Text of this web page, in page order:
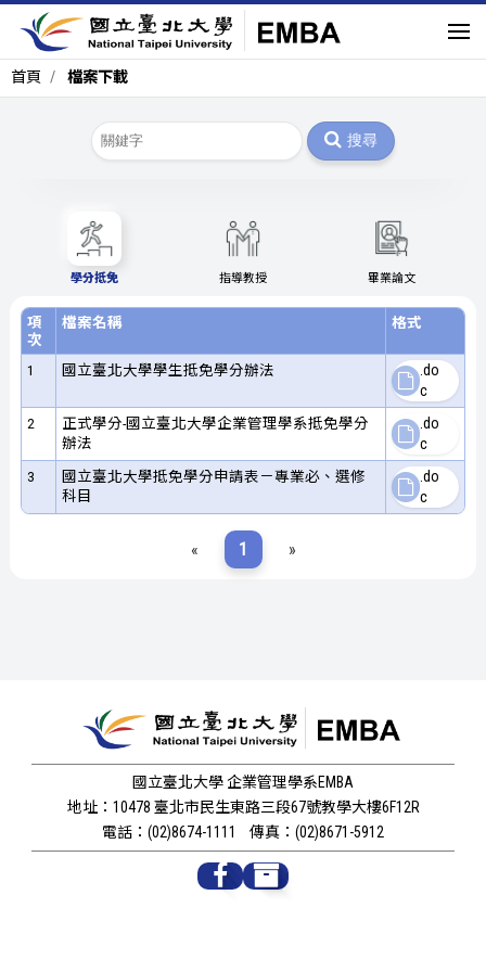
首頁 檔案下載
搜尋
學分抵免 指導教授 畢業論文
項
次
檔案名稱 格式
1 國立臺北大學學生抵免學分辦法
.do
c
2
正式學分-國立臺北大學企業管理學系抵免學分
辦法
.do
c
3
國立臺北大學抵免學分申請表－專業必、選修
科目
.do
c
« 1 »
國立臺北大學 企業管理學系EMBA
地址：10478 臺北市民生東路三段67號教學大樓6F12R
電話：(02)8674-1111
傳真：(02)8671-5912